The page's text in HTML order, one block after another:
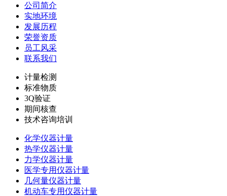
公司简介
实地环境
发展历程
荣誉资质
员工风采
联系我们
计量检测
标准物质
3Q验证
期间核查
技术咨询培训
化学仪器计量
热学仪器计量
力学仪器计量
医学专用仪器计量
几何量仪器计量
机动车专用仪器计量